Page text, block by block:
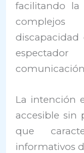
facilitando
La intención
accesible sin
que
informativos